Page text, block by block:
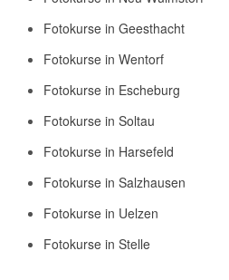
Fotokurse in Geesthacht
Fotokurse in Wentorf
Fotokurse in Escheburg
Fotokurse in Soltau
Fotokurse in Harsefeld
Fotokurse in Salzhausen
Fotokurse in Uelzen
Fotokurse in Stelle